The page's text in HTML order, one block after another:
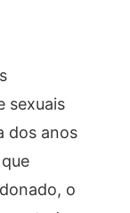
sexuais
dos anos
o